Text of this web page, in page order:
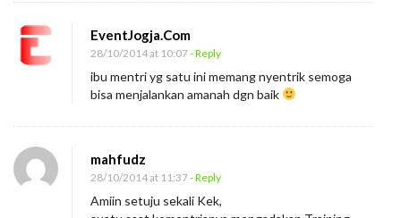
C
e
l
l
a
h
EventJogja.Com
28/10/2014 at 10:07- Reply
ibu mentri yg satu ini memang nyentrik semoga
bisa menjalankan amanah dgn baik
mahfudz
28/10/2014 at 11:37- Reply
Amiin setuju sekali Kek,